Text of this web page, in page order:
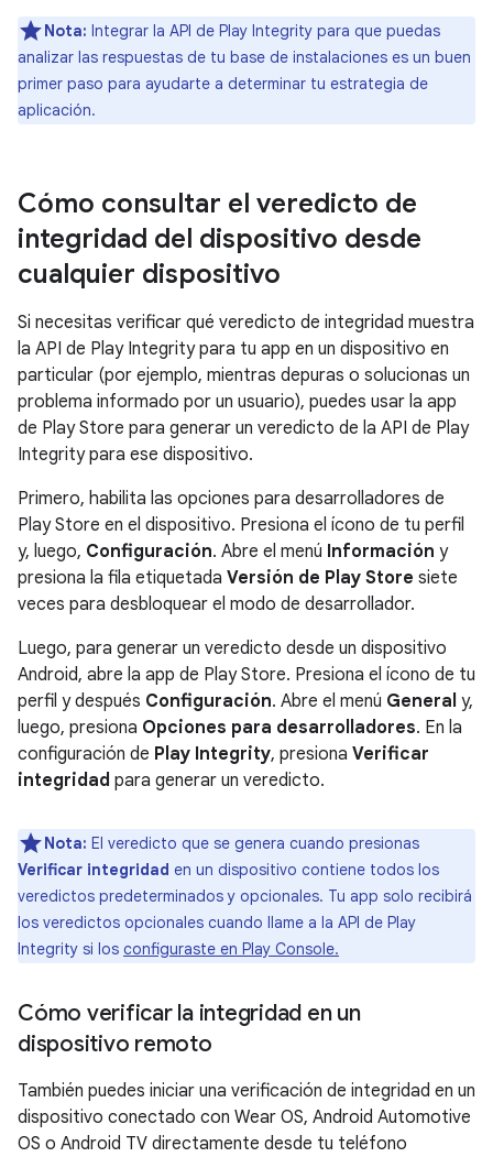
Nota: Integrar la API de Play Integrity para que puedas
analizar las respuestas de tu base de instalaciones es un buen
primer paso para ayudarte a determinar tu estrategia de
aplicación.
Cómo consultar el veredicto de
integridad del dispositivo desde
cualquier dispositivo
Si necesitas verificar qué veredicto de integridad muestra
la API de Play Integrity para tu app en un dispositivo en
particular (por ejemplo, mientras depuras o solucionas un
problema informado por un usuario), puedes usar la app
de Play Store para generar un veredicto de la API de Play
Integrity para ese dispositivo.
Primero, habilita las opciones para desarrolladores de
Play Store en el dispositivo. Presiona el ícono de tu perfil
y, luego, Configuración. Abre el menú Información y
presiona la fila etiquetada Versión de Play Store siete
veces para desbloquear el modo de desarrollador.
Luego, para generar un veredicto desde un dispositivo
Android, abre la app de Play Store. Presiona el ícono de tu
perfil y después Configuración. Abre el menú General y,
luego, presiona Opciones para desarrolladores. En la
configuración de Play Integrity, presiona Verificar
integridad para generar un veredicto.
Nota: El veredicto que se genera cuando presionas
Verificar integridad en un dispositivo contiene todos los
veredictos predeterminados y opcionales. Tu app solo recibirá
los veredictos opcionales cuando llame a la API de Play
Integrity si los configuraste en Play Console.
Cómo verificar la integridad en un
dispositivo remoto
También puedes iniciar una verificación de integridad en un
dispositivo conectado con Wear OS, Android Automotive
OS o Android TV directamente desde tu teléfono